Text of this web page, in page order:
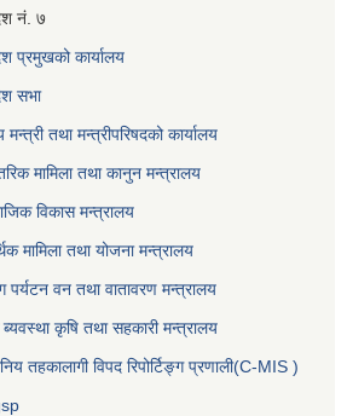
नं. ७
प्रमुखको कार्यालय
सभा
मन्त्री तथा मन्त्रीपरिषदको कार्यालय
मामिला तथा कानुन मन्त्रालय
विकास मन्त्रालय
मामिला तथा योजना मन्त्रालय
पर्यटन वन तथा वातावरण मन्त्रालय
ब्यवस्था कृषि तथा सहकारी मन्त्रालय
तहकालागी विपद रिपोर्टिङ्ग प्रणाली(C-MIS )